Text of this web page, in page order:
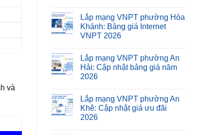
và
Lắp mạng VNPT phường Hòa
Khánh: Bảng giá Internet
VNPT 2026
Lắp mạng VNPT phường An
Hải: Cập nhật bảng giá năm
2026
Lắp mạng VNPT phường An
Khê: Cập nhật giá ưu đãi
2026